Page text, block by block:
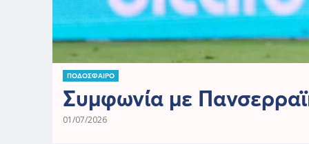
ΠΟΔΟΣΦΑΙΡΟ
Συμφωνία με
01/07/2026